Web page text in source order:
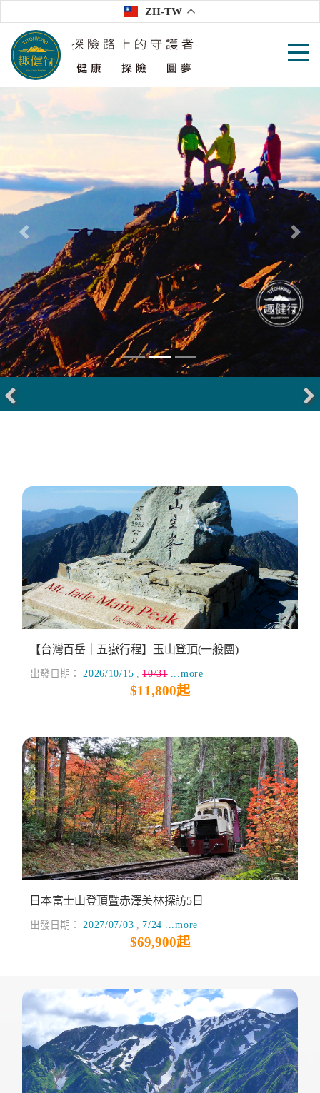
ZH-TW
往前 往後
【台灣百岳｜五嶽行程】玉山登頂(一般團)
出發日期：2026/10/15 ,10/31 ...more
$11,800起
日本富士山登頂暨赤澤美林探訪5日
出發日期：2027/07/03 , 7/24 ...more
$69,900起